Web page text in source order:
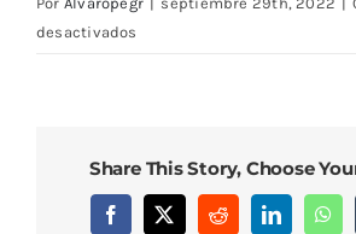
desactivados
Share This Story, Choose
Facebook
X RedditLinkedIn